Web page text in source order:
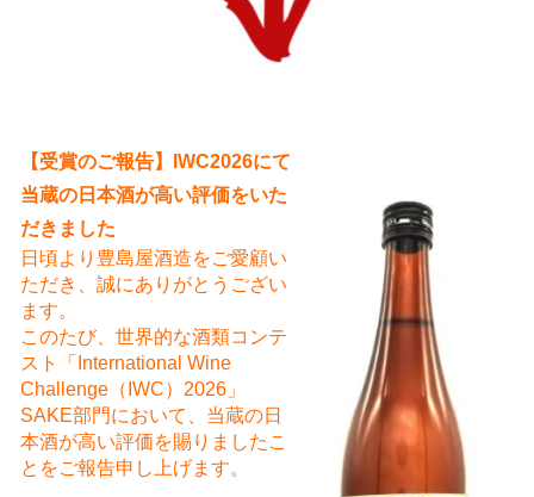
【受賞のご報告】IWC2026にて
当蔵の日本酒が高い評価をいた
だきました
日頃より豊島屋酒造をご愛顧い
ただき、誠にありがとうござい
ます。
このたび、世界的な酒類コンテ
スト「International Wine
Challenge（IWC）2026」
SAKE部門において、当蔵の日
本酒が高い評価を賜りましたこ
とをご報告申し上げます。